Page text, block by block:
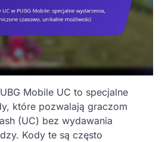
Mobile UC to specjalne
które pozwalają graczom
(UC) bez wydawania
Kody te są często